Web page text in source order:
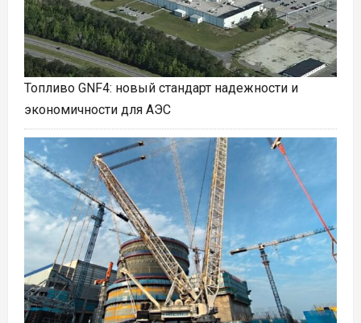
Топливо GNF4: новый стандарт надежности и
экономичности для АЭС